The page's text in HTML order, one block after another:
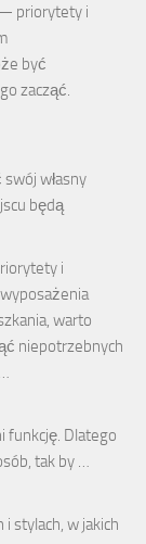
priorytety i
być
zacząć.
własny
będą
i
warto
niepotrzebnych
funkcję. Dlatego
tak by …
stylach, w jakich